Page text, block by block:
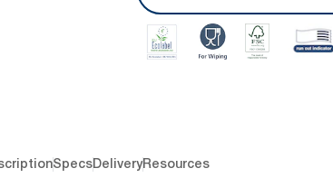
SpecsDeliveryResources